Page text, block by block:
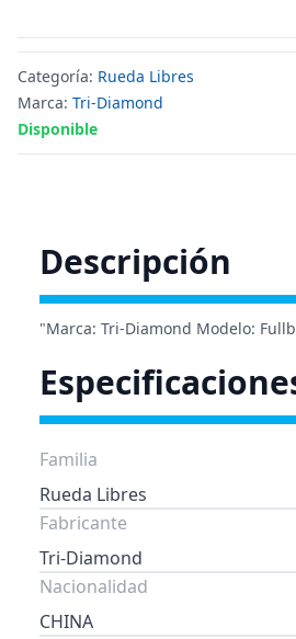
Categoría: Rueda Libres
Marca: Tri-Diamond
Disponible
Descripción
"Marca: Tri-Diamond Modelo:
Familia
Rueda Libres
Fabricante
Tri-Diamond
Nacionalidad
CHINA